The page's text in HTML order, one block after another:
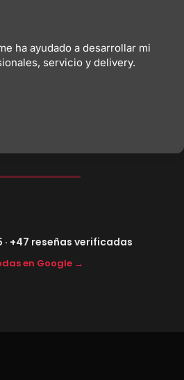
ha ayudado a desarrollar mi
servicio y delivery.
· +47 reseñas verificadas
en Google →